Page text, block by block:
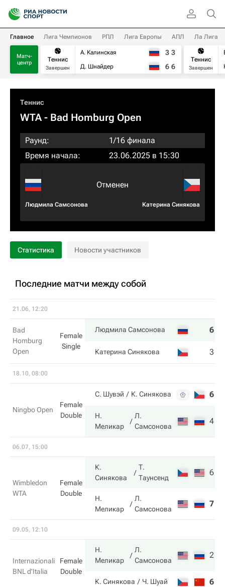
Главное Лига Чемпионов РПЛ Лига Европы АПЛ Ла Лига
Матч-
центр
Теннис
Завершен
А. Калинская
Д. Шнайдер
3 3
6 6
Теннис
Завершен
Теннис
WTA- Bad Homburg Open
Раунд:
1/16 финала
Время начала:
23.06.2025 в 15:30
Людмила Самсонова
Отменен
Катерина Синякова
Статистика Новости участников
Последние матчи между собой
21.06, 12:20
Bad
Homburg
Open
Female
Single
Людмила Самсонова 6
Катерина Синякова 3
18.10, 08:00
Ningbo Open
Female
Double
С. Шувэй К. Синякова 6
Н.
Меликар
Л.
Самсонова
4
06.07, 15:00
Wimbledon
WTA
Female
Double
К.
Синякова
Т.
Таунсенд
6
Н.
Меликар
Л.
Самсонова
7
09.05, 12:10
Internazionali
BNL d'Italia
Female
Double
Н.
Меликар
Л.
Самсонова
2
К. Синякова Ч. Шуай 6